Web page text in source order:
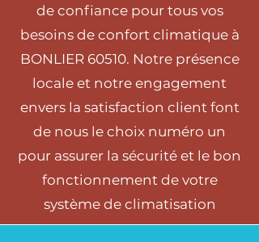
de confiance pour tous vos
besoins de confort climatique à
BONLIER 60510. Notre présence
locale et notre engagement
envers la satisfaction client font
de nous le choix numéro un
pour assurer la sécurité et le bon
fonctionnement de votre
système de climatisation